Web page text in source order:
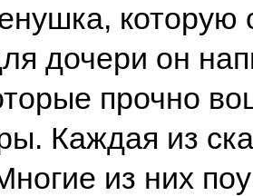
дочери он
прочно
Каждая из
из них